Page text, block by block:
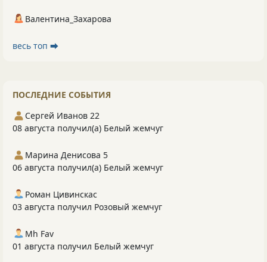
Валентина_Захарова
весь топ ⮕
ПОСЛЕДНИЕ СОБЫТИЯ
Сергей Иванов 22
08 августа получил(а) Белый жемчуг
Марина Денисова 5
06 августа получил(а) Белый жемчуг
Роман Цивинскас
03 августа получил Розовый жемчуг
Mh Fav
01 августа получил Белый жемчуг